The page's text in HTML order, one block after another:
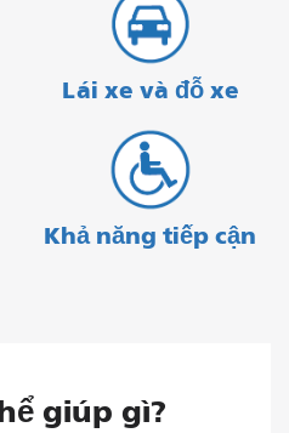
Lái xe và đỗ xe
Khả năng tiếp cận
giúp gì?